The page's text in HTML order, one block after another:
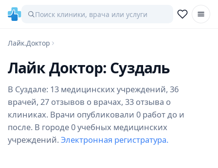
Лайк.Доктор
Лайк Доктор: Суздаль
В Суздале: 13 медицинских учреждений, 36
врачей, 27 отзывов о врачах, 33 отзыва о
клиниках. Врачи опубликовали 0 работ до и
после. В городе 0 учебных медицинских
учреждений. Электронная регистратура.